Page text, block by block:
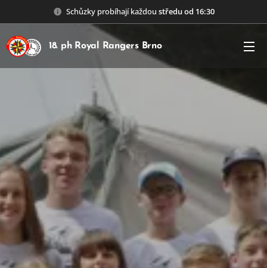
Schůzky probíhají každou středu od 16:30
18. ph Royal Rangers Brno